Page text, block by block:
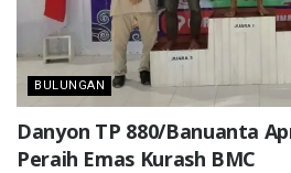
BULUNGAN
Danyon TP 880/Banuanta
Peraih Emas Kurash BMC